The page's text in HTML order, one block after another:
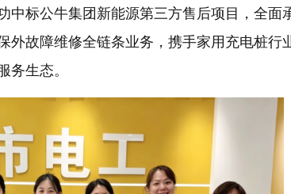
中标公牛集团新能源第三方售后项目，全面
外故障维修全链条业务，携手家用充电桩行
务生态。